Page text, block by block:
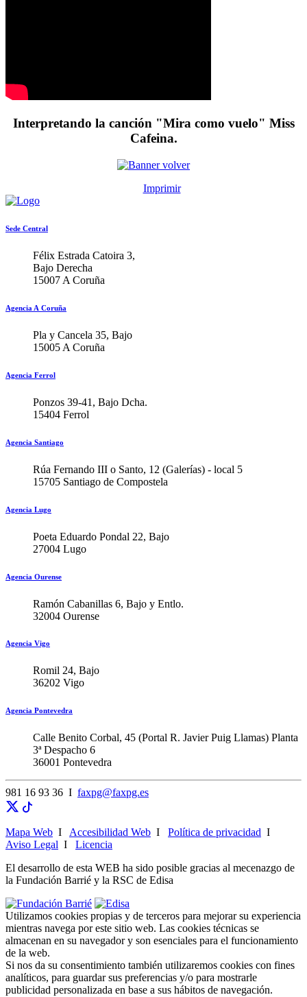
Interpretando la canción "Mira como vuelo" Miss
Cafeina.
Imprimir
Sede Central
Félix Estrada Catoira 3,
Bajo Derecha
15007 A Coruña
Agencia A Coruña
Pla y Cancela 35, Bajo
15005 A Coruña
Agencia Ferrol
Ponzos 39-41, Bajo Dcha.
15404 Ferrol
Agencia Santiago
Rúa Fernando III o Santo, 12 (Galerías) - local 5
15705 Santiago de Compostela
Agencia Lugo
Poeta Eduardo Pondal 22, Bajo
27004 Lugo
Agencia Ourense
Ramón Cabanillas 6, Bajo y Entlo.
32004 Ourense
Agencia Vigo
Romil 24, Bajo
36202 Vigo
Agencia Pontevedra
Calle Benito Corbal, 45 (Portal R. Javier Puig Llamas) Planta
3ª Despacho 6
36001 Pontevedra
981 16 93 36 I faxpg@faxpg.es
Mapa Web I Accesibilidad Web I Política de privacidad I
Aviso Legal I Licencia
El desarrollo de esta WEB ha sido posible gracias al mecenazgo de
la Fundación Barrié y la RSC de Edisa
Utilizamos cookies propias y de terceros para mejorar su experiencia
mientras navega por este sitio web. Las cookies técnicas se
almacenan en su navegador y son esenciales para el funcionamiento
de la web.
Si nos da su consentimiento también utilizaremos cookies con fines
analíticos, para guardar sus preferencias y/o para mostrarle
publicidad personalizada en base a sus hábitos de navegación.